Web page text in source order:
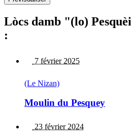
Lòcs damb "(lo)
:
7 février 2025
(Le Nizan)
Moulin du Pesquey
23 février 2024